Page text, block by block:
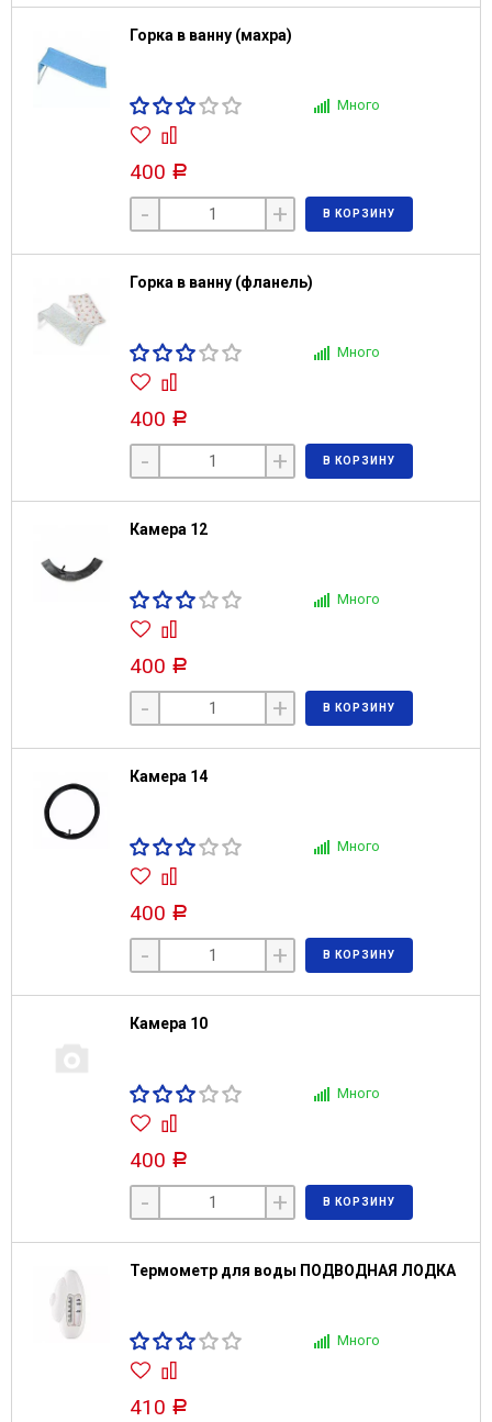
Горка в ванну (махра)
Много
400 Р
- + В КОРЗИНУ
Горка в ванну (фланель)
Много
400 Р
- + В КОРЗИНУ
Камера 12
Много
400 Р
- + В КОРЗИНУ
Камера 14
Много
400 Р
- + В КОРЗИНУ
Камера 10
Много
400 Р
- + В КОРЗИНУ
Термометр для воды ПОДВОДНАЯ ЛОДКА
Много
410 Р